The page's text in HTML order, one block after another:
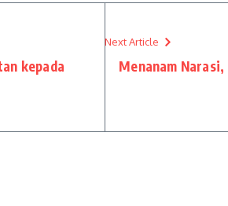
kepada
Next Article
Menanam